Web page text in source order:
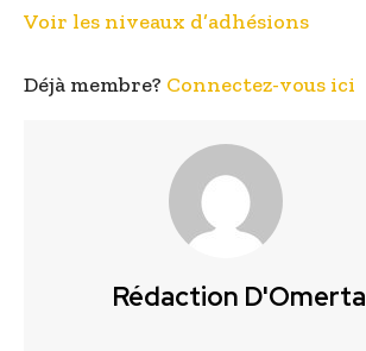
Voir les niveaux d’adhésions
Déjà membre? Connectez-vous ici
Rédaction D'Omerta